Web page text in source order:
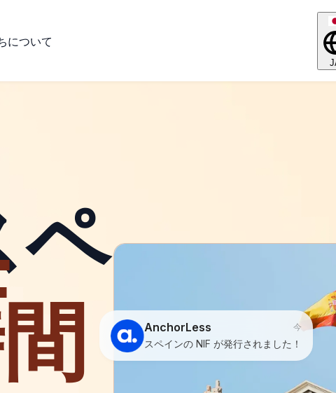
について
ペ
AnchorLess 今
スペインの NIF が発行されました！